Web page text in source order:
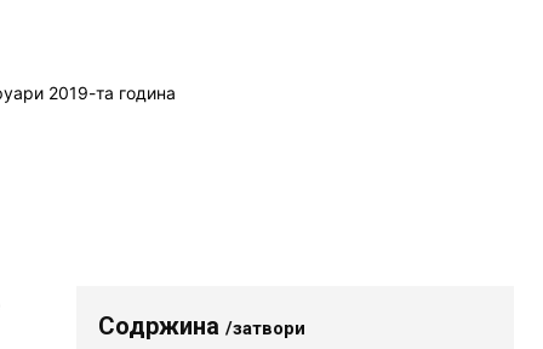
Содржина/затвори